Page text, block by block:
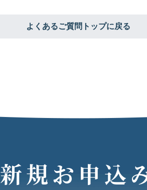
よくあるご質問トップに戻る
新規お申込